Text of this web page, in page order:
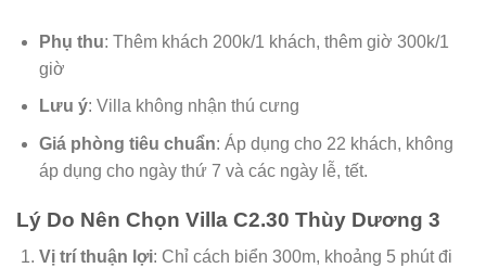
Phụ thu: Thêm khách 200k/1 khách, thêm giờ 300k/1
giờ
Lưu ý: Villa không nhận thú cưng
Giá phòng tiêu chuẩn: Áp dụng cho 22 khách, không
áp dụng cho ngày thứ 7 và các ngày lễ, tết.
Lý Do Nên Chọn Villa C2.30 Thùy Dương 3
Vị trí thuận lợi: Chỉ cách biển 300m, khoảng 5 phút đi